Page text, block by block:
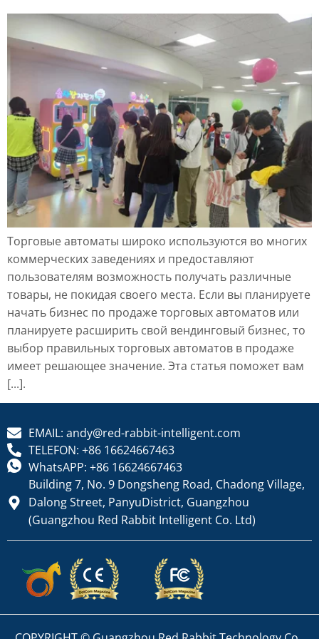
Торговые автоматы широко используются во многих
коммерческих заведениях и предоставляют
пользователям возможность получать различные
товары, не покидая своего места. Если вы планируете
начать бизнес по продаже торговых автоматов или
планируете расширить свой вендинговый бизнес, то
выбор правильных торговых автоматов в продаже
имеет решающее значение. Эта статья поможет вам
[...].
EMAIL: andy@red-rabbit-intelligent.com
TELEFON: +86 16624667463
WhatsAPP: +86 16624667463
Building 7, No. 9 Dongsheng Road, Chadong Village,
Dalong Street, PanyuDistrict, Guangzhou
(Guangzhou Red Rabbit Intelligent Co. Ltd)